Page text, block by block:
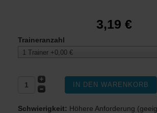
3,19 €
Traineranzahl
1 Trainer +0,00 €
Schwierigkeit: Höhere Anforderung